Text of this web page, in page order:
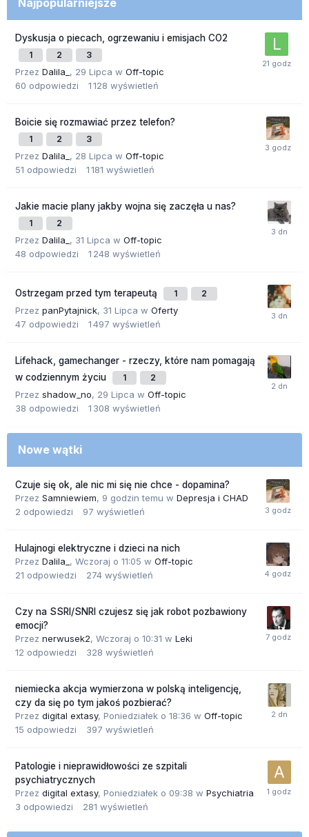
Najpopularniejsze
Dyskusja o piecach, ogrzewaniu i emisjach CO2
1 2 3
Przez Dalila_ , 29 Lipca w Off-topic
60 odpowiedzi 1 128 wyświetleń
Boicie się rozmawiać przez telefon?
1 2 3
Przez Dalila_ , 28 Lipca w Off-topic
51 odpowiedzi 1 181 wyświetleń
Jakie macie plany jakby wojna się zaczęła u nas?
1 2
Przez Dalila_ , 31 Lipca w Off-topic
48 odpowiedzi 1 248 wyświetleń
Ostrzegam przed tym terapeutą 1 2
Przez panPytajnick, 31 Lipca w Oferty
47 odpowiedzi 1 497 wyświetleń
Lifehack, gamechanger - rzeczy, które nam pomagają
w codziennym życiu
1 2
Przez shadow_no, 29 Lipca w Off-topic
38 odpowiedzi 1 308 wyświetleń
Nowe wątki
Czuje się ok, ale nic mi się nie chce - dopamina?
Przez Samniewiem, 9 godzin temu w Depresja i CHAD
2 odpowiedzi 97 wyświetleń
Hulajnogi elektryczne i dzieci na nich
Przez Dalila_ , Wczoraj o 11:05 w Off-topic
21 odpowiedzi 274 wyświetleń
Czy na SSRI/SNRI czujesz się jak robot pozbawiony
emocji?
Przez nerwusek2, Wczoraj o 10:31 w Leki
12 odpowiedzi 328 wyświetleń
niemiecka akcja wymierzona w polską inteligencję,
czy da się po tym jakoś pozbierać?
Przez digital extasy, Poniedziałek o 18:36 w Off-topic
15 odpowiedzi 397 wyświetleń
Patologie i nieprawidłowości ze szpitali
psychiatrycznych
Przez digital extasy, Poniedziałek o 09:38 w Psychiatria
3 odpowiedzi 281 wyświetleń